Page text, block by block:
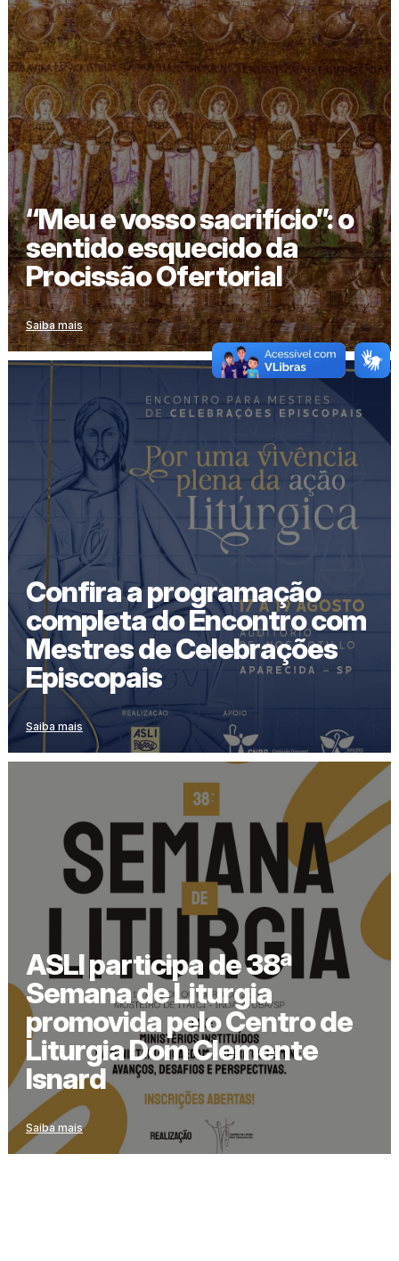
“Meu e vosso sacrifício”: o
sentido esquecido da
Procissão Ofertorial
Saiba mais
Confira a programação
completa do Encontro com
Mestres de Celebrações
Episcopais
Saiba mais
ASLI participa de 38ª
Semana de Liturgia
promovida pelo Centro de
Liturgia Dom Clemente
Isnard
Saiba mais